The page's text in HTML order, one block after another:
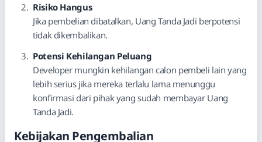
Risiko Hangus
Jika pembelian dibatalkan, Uang Tanda Jadi berpotensi
tidak dikembalikan.
Potensi Kehilangan Peluang
Developer mungkin kehilangan calon pembeli lain yang
lebih serius jika mereka terlalu lama menunggu
konfirmasi dari pihak yang sudah membayar Uang
Tanda Jadi.
Kebijakan Pengembalian